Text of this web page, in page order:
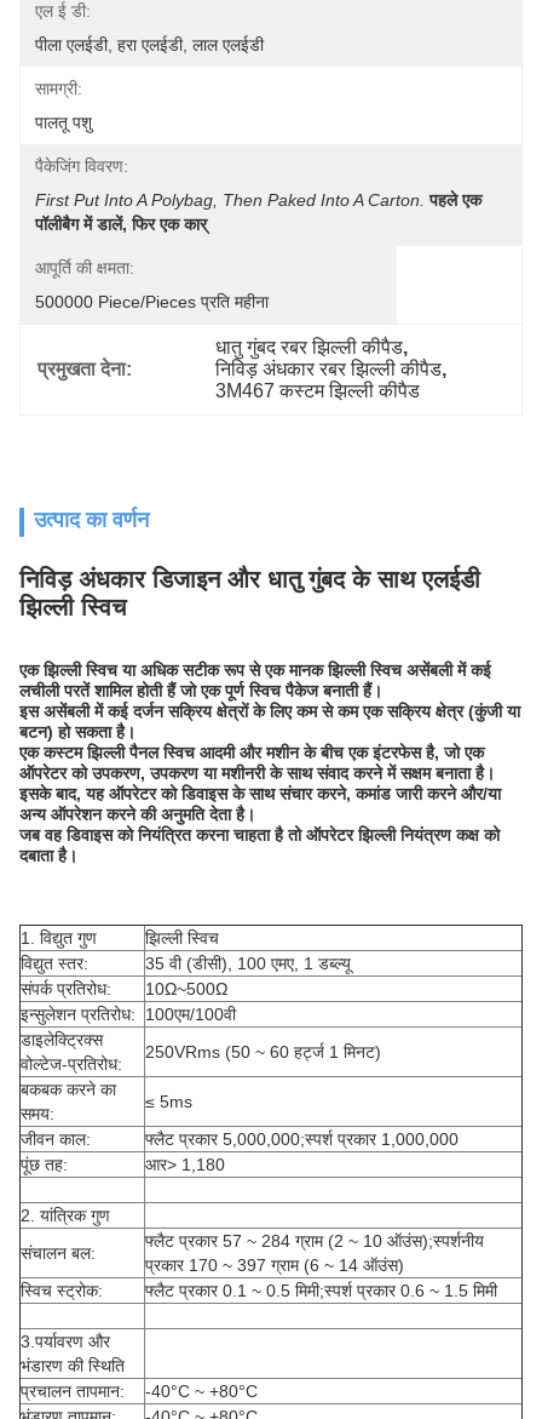
एल ई डी:
पीला एलईडी, हरा एलईडी, लाल एलईडी
सामग्री:
पालतू पशु
पैकेजिंग विवरण:
First Put Into A Polybag, Then Paked Into A Carton. पहले एक
पॉलीबैग में डालें, फिर एक कार्
आपूर्ति की क्षमता:
500000 Piece/Pieces प्रति महीना
प्रमुखता देना:
धातु गुंबद रबर झिल्ली कीपैड,
निविड़ अंधकार रबर झिल्ली कीपैड,
3M467 कस्टम झिल्ली कीपैड
उत्पाद का वर्णन
निविड़ अंधकार डिजाइन और धातु गुंबद के साथ एलईडी
झिल्ली स्विच
एक झिल्ली स्विच या अधिक सटीक रूप से एक मानक झिल्ली स्विच असेंबली में कई
लचीली परतें शामिल होती हैं जो एक पूर्ण स्विच पैकेज बनाती हैं।
इस असेंबली में कई दर्जन सक्रिय क्षेत्रों के लिए कम से कम एक सक्रिय क्षेत्र (कुंजी या
बटन) हो सकता है।
एक कस्टम झिल्ली पैनल स्विच आदमी और मशीन के बीच एक इंटरफेस है, जो एक
ऑपरेटर को उपकरण, उपकरण या मशीनरी के साथ संवाद करने में सक्षम बनाता है।
इसके बाद, यह ऑपरेटर को डिवाइस के साथ संचार करने, कमांड जारी करने और/या
अन्य ऑपरेशन करने की अनुमति देता है।
जब वह डिवाइस को नियंत्रित करना चाहता है तो ऑपरेटर झिल्ली नियंत्रण कक्ष को
दबाता है।
1. विद्युत गुण
झिल्ली स्विच
विद्युत स्तर:
35 वी (डीसी), 100 एमए, 1 डब्ल्यू
संपर्क प्रतिरोध:
10Ω~500Ω
इन्सुलेशन प्रतिरोध:
100एम/100वी
डाइलेक्ट्रिक्स
वोल्टेज-प्रतिरोध:
250VRms (50 ~ 60 हर्ट्ज 1 मिनट)
बकबक करने का
समय:
≤ 5ms
जीवन काल:
फ्लैट प्रकार 5,000,000;स्पर्श प्रकार 1,000,000
पूंछ तह:
आर> 1,180
2. यांत्रिक गुण
संचालन बल:
फ्लैट प्रकार 57 ~ 284 ग्राम (2 ~ 10 ऑउंस);स्पर्शनीय
प्रकार 170 ~ 397 ग्राम (6 ~ 14 ऑउंस)
स्विच स्ट्रोक:
फ्लैट प्रकार 0.1 ~ 0.5 मिमी;स्पर्श प्रकार 0.6 ~ 1.5 मिमी
3.पर्यावरण और
भंडारण की स्थिति
प्रचालन तापमान:
-40°C ~ +80°C